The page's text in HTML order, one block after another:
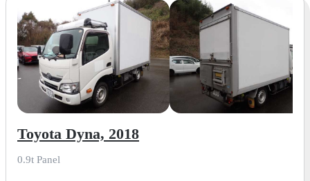
Toyota Dyna, 2018
0.9t Panel